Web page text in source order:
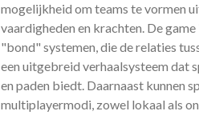
mogelijkheid om teams te vormen
vaardigheden en krachten. De
"bond" systemen, die de relaties
een uitgebreid verhaalsysteem dat
en paden biedt. Daarnaast kunnen
multiplayermodi, zowel lokaal als